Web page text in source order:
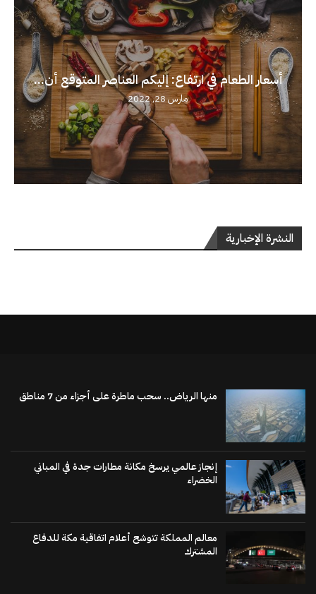
أسعار الطعام في ارتفاع: إليكم العناصر المتوقع أن...
مارس 28, 2022
النشرة الإخبارية
منها الرياض.. سحب ماطرة على أجزاء من 7 مناطق
إنجاز عالمي يرسخ مكانة مطارات جدة في المباني
الخضراء
معالم المملكة تتوشح أعلام اتفاقية مكة للدفاع
المشترك